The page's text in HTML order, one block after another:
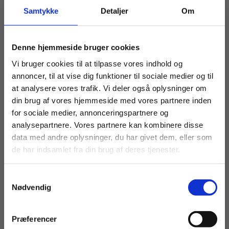
Samtykke Detaljer Om
Denne hjemmeside bruger cookies
Vi bruger cookies til at tilpasse vores indhold og
annoncer, til at vise dig funktioner til sociale medier og til
at analysere vores trafik. Vi deler også oplysninger om
din brug af vores hjemmeside med vores partnere inden
for sociale medier, annonceringspartnere og
analysepartnere. Vores partnere kan kombinere disse
data med andre oplysninger, du har givet dem, eller som
de har indsamlet fra din brug af deres tjenester.
Nødvendig
Præferencer
Naboen, Rødt niveau
105,00 KR.
Fra
279,00 KR.
Bog
Køb læremidler og find masterclasses mm.
Fortsæt som:
For privatkunder og
studerende. Du får
vist priser inkl.
For institutioner og
virksomheder. Du
får vist priser ekskl.